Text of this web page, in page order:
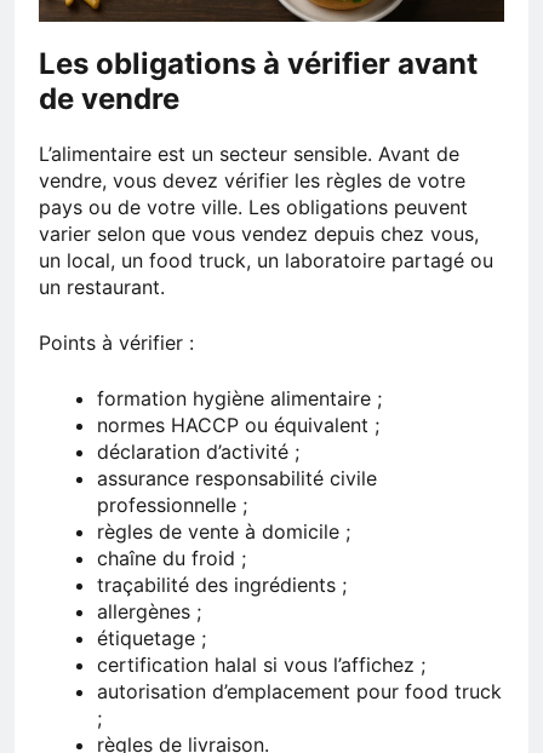
Les obligations à vérifier avant
de vendre
L’alimentaire est un secteur sensible. Avant de
vendre, vous devez vérifier les règles de votre
pays ou de votre ville. Les obligations peuvent
varier selon que vous vendez depuis chez vous,
un local, un food truck, un laboratoire partagé ou
un restaurant.
Points à vérifier :
formation hygiène alimentaire ;
normes HACCP ou équivalent ;
déclaration d’activité ;
assurance responsabilité civile
professionnelle ;
règles de vente à domicile ;
chaîne du froid ;
traçabilité des ingrédients ;
allergènes ;
étiquetage ;
certification halal si vous l’affichez ;
autorisation d’emplacement pour food truck
;
règles de livraison.